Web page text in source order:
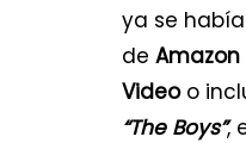
ya se
de Amazon
Videoo
“The Boys”,